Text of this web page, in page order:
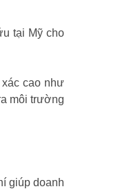
tại Mỹ cho
xác cao như
môi trường
giúp doanh